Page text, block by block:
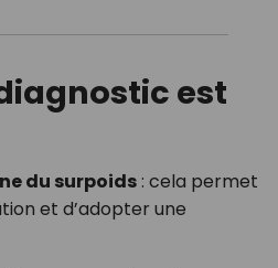
est
du surpoids: cela permet
et d’adopter une